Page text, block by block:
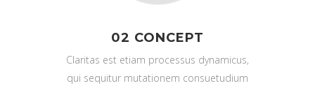
02 CONCEPT
Claritas est etiam processus dynamicus,
qui sequitur mutationem consuetudium